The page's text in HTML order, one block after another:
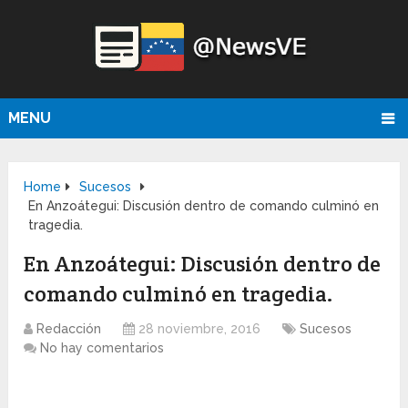
MENU
Home
Sucesos
En Anzoátegui: Discusión dentro de comando culminó en
tragedia.
En Anzoátegui: Discusión dentro de
comando culminó en tragedia.
Redacción 28 noviembre, 2016
Sucesos
No hay comentarios